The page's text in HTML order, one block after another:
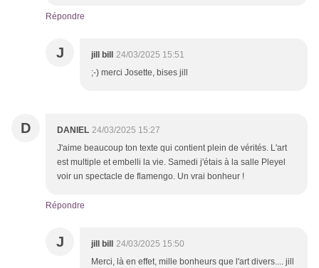
Répondre
J jill bill
24/03/2025 15:51
;-) merci Josette, bises jill
D DANIEL 24/03/2025 15:27
J'aime beaucoup ton texte qui contient plein de vérités. L'art
est multiple et embelli la vie. Samedi j'étais à la salle Pleyel
voir un spectacle de flamengo. Un vrai bonheur !
Répondre
J jill bill
24/03/2025 15:50
Merci, là en effet, mille bonheurs que l'art divers.... jill